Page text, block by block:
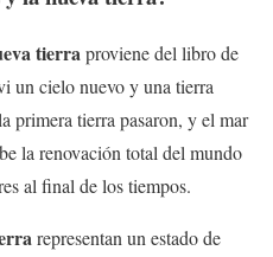
tierraproviene del libro de
un cielo nuevo y una tierra
primera tierra pasaron, y el mar
la renovación total del mundo
al final de los tiempos.
representan un estado de